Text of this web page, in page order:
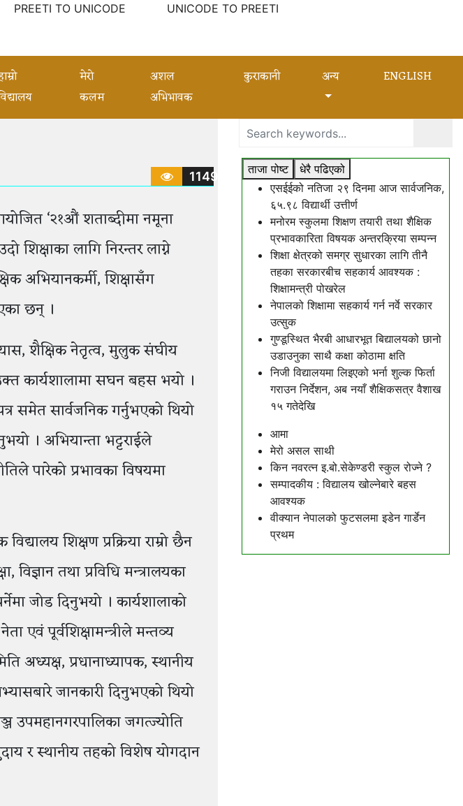
PREETI TO UNICODE UNICODE TO PREETI
मेरो
कलम
अशल
अभिभावक
कुराकानी अन्य ENGLISH
1149
‘२१औं शताब्दीमा नमूना
शिक्षाका लागि निरन्तर लाग्ने
अभियानकर्मी, शिक्षासँग
छन् ।
शैक्षिक नेतृत्व, मुलुक संघीय
कार्यशालामा सघन बहस भयो ।
समेत सार्वजनिक गर्नुभएको थियो
। अभियान्ता भट्टराईले
पारेको प्रभावका विषयमा
शिक्षण प्रक्रिया राम्रो छैन
तथा प्रविधि मन्त्रालयका
जोड दिनुभयो । कार्यशालाको
एवं पूर्वशिक्षामन्त्रीले मन्तव्य
अध्यक्ष, प्रधानाध्यापक, स्थानीय
जानकारी दिनुभएको थियो
उपमहानगरपालिका जगत्ज्योति
र स्थानीय तहको विशेष योगदान
ताजा पोष्ट
धेरै पढिएको
एसईईको नतिजा २९ दिनमा आज सार्वजनिक,
६५.९८ विद्यार्थी उत्तीर्ण
मनोरम स्कुलमा शिक्षण तयारी तथा शैक्षिक
प्रभावकारिता विषयक अन्तरक्रिया सम्पन्न
शिक्षा क्षेत्रको समग्र सुधारका लागि तीनै
तहका सरकारबीच सहकार्य आवश्यक :
शिक्षामन्त्री पोखरेल
नेपालको शिक्षामा सहकार्य गर्न नर्वे सरकार
उत्सुक
गुण्डूस्थित भैरबी आधारभूत बिद्यालयको छानो
उडाउनुका साथै कक्षा कोठामा क्षति
निजी विद्यालयमा लिइएको भर्ना शुल्क फिर्ता
गराउन निर्देशन, अब नयाँ शैक्षिकसत्र वैशाख
१५ गतेदेखि
आमा
मेरो असल साथी
किन नवरत्न इ.बो.सेकेण्डरी स्कुल रोज्ने ?
सम्पादकीय : विद्यालय खोल्नेबारे बहस
आवश्यक
वीक्यान नेपालको फुटसलमा इडेन गार्डेन
प्रथम